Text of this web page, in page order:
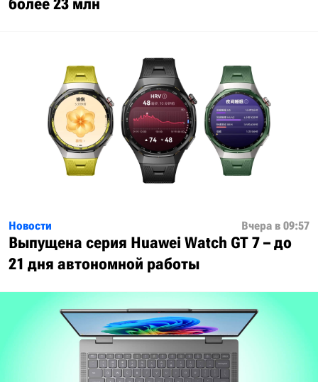
более 23 млн
Новости Вчера в 09:57
Выпущена серия Huawei Watch GT 7 – до
21 дня автономной работы